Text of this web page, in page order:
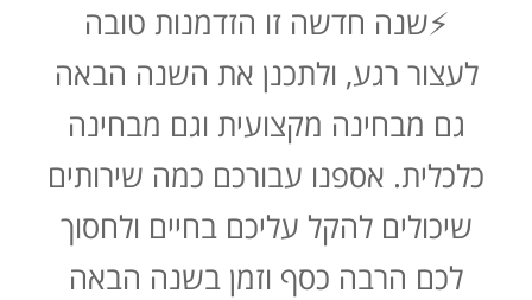
התנתקות
⚡שנה חדשה זו הזדמנות טובה
לעצור רגע, ולתכנן את השנה הבאה
גם מבחינה מקצועית וגם מבחינה
כלכלית. אספנו עבורכם כמה שירותים
שיכולים להקל עליכם בחיים ולחסוך
לכם הרבה כסף וזמן בשנה הבאה